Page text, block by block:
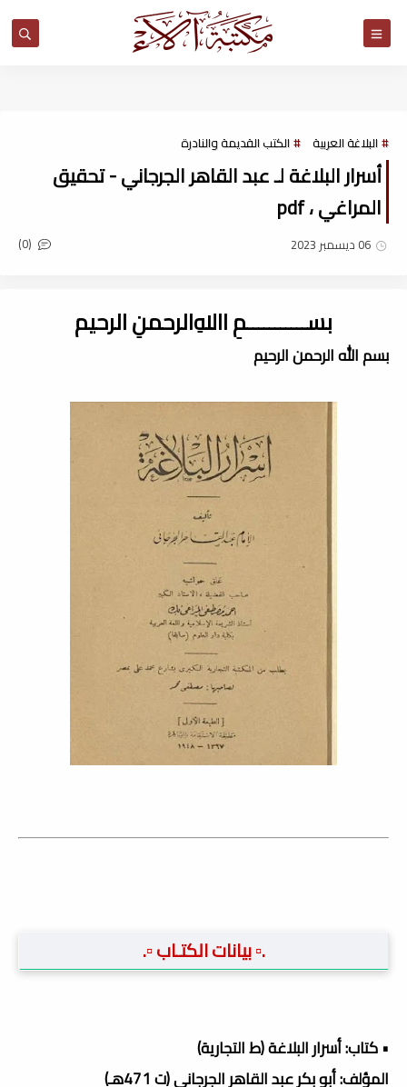
البلاغة العربية الكتب القديمة والنادرة
أسرار البلاغة لـ عبد القاهر الجرجاني - تحقيق
المراغي ، pdf
06 ديسمبر 2023 (0)
بســـــــــــمِ اﷲِالرحمنِ الرحيم
بسم الله الرحمن الرحيم
.▫️ بيانات الكتـاب ▫️.
• كتاب: أسرار البلاغة (ط التجارية)
المؤلف: أبو بكر عبد القاهر الجرجاني (ت 471هـ)